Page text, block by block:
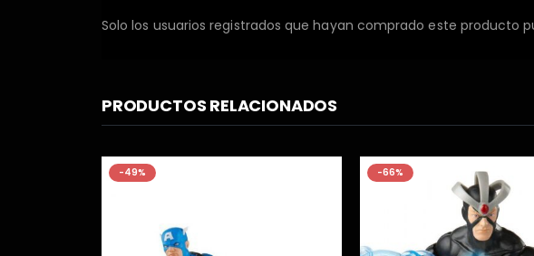
Solo los usuarios registrados que hayan comprado este producto
PRODUCTOS RELACIONADOS
-66% -61%